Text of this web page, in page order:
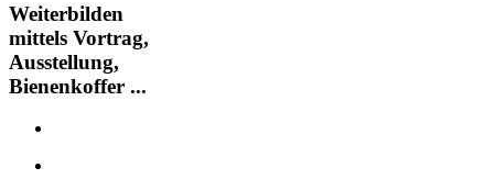
Weiterbilden
mittels Vortrag,
Ausstellung,
Bienenkoffer ...